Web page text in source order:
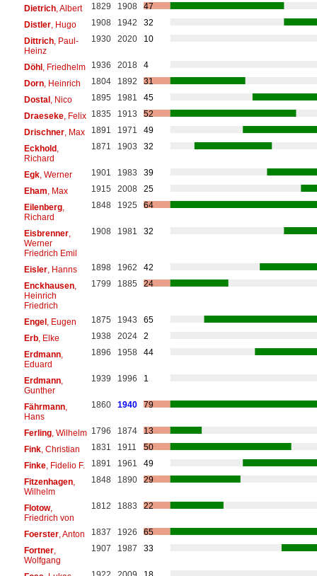
Dietrich, Albert 1829 1908
47
Distler, Hugo 1908 1942
32
Dittrich, Paul-
Heinz
1930 2020 10
Döhl, Friedhelm 1936 2018
4
Dorn, Heinrich 1804 1892
31
Dostal, Nico 1895 1981
45
Draeseke, Felix 1835 1913
52
Drischner, Max 1891 1971
49
Eckhold,
Richard
1871 1903 32
Egk, Werner 1901 1983
39
Eham , Max 1915 2008
25
Eilenberg,
Richard
1848 1925 64
Eisbrenner,
Werner
Friedrich Emil
1908 1981 32
Eisler, Hanns 1898 1962
42
Enckhausen,
Heinrich
Friedrich
1799 1885 24
Engel, Eugen 1875 1943
65
Erb, Elke 1938 2024
2
Erdmann,
Eduard
1896 1958 44
Erdmann,
Gunther
1939 1996 1
Fährmann,
Hans
1860 1940 79
Ferling, Wilhelm 1796 1874
13
Fink, Christian 1831 1911
50
Finke, Fidelio F. 1891 1961
49
Fitzenhagen,
Wilhelm
1848 1890 29
Flotow,
Friedrich von
1812 1883 22
Foerster, Anton 1837 1926
65
Fortner,
Wolfgang
1907 1987 33